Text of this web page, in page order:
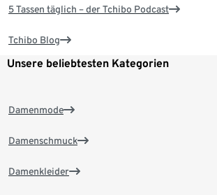
5 Tassen täglich – der Tchibo Podcast
Tchibo Blog
Unsere beliebtesten Kategorien
Damenmode
Damenschmuck
Damenkleider